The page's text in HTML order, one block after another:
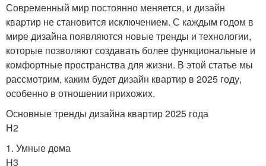
Современный мир постоянно меняется, и дизайн
квартир не становится исключением. С каждым годом в
мире дизайна появляются новые тренды и технологии,
которые позволяют создавать более функциональные и
комфортные пространства для жизни. В этой статье мы
рассмотрим, каким будет дизайн квартир в 2025 году,
особенно в отношении прихожих.
Основные тренды дизайна квартир 2025 года
H2
1. Умные дома
H3